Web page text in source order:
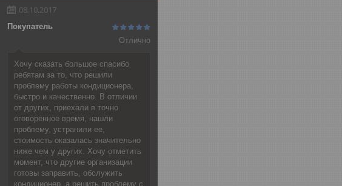
08.10.2017
Покупатель
Отлично
Хочу сказать большое спасибо
ребятам за то, что решили
проблему работы кондиционера,
быстро и качественно. В отличии
от других, приехали в точно
оговоренное время, нашли
проблему, устранили ее,
стоимость оказалась значительно
ниже чем у других. Хочу отметить
момент, что другие организации
готовы заправить, обслужить
кондиционер, а решить проблему с